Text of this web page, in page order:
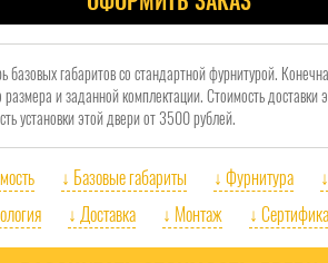
базовых габаритов со стандартной фурнитурой.
размера и заданной комплектации. Стоимость доставки
установки этой двери от 3500 рублей.
↓ Базовые габариты ↓ Фурнитура
↓ Доставка ↓ Монтаж ↓